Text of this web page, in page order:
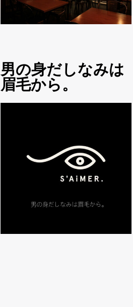
男の身だしなみは
眉毛から。